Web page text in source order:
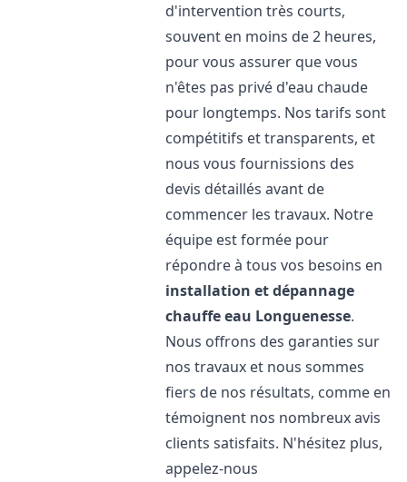
d'intervention très courts,
souvent en moins de 2 heures,
pour vous assurer que vous
n'êtes pas privé d'eau chaude
pour longtemps. Nos tarifs sont
compétitifs et transparents, et
nous vous fournissions des
devis détaillés avant de
commencer les travaux. Notre
équipe est formée pour
répondre à tous vos besoins en
installation et dépannage
chauffe eau Longuenesse.
Nous offrons des garanties sur
nos travaux et nous sommes
fiers de nos résultats, comme en
témoignent nos nombreux avis
clients satisfaits. N'hésitez plus,
appelez-nous